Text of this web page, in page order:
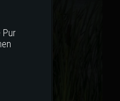
Pur